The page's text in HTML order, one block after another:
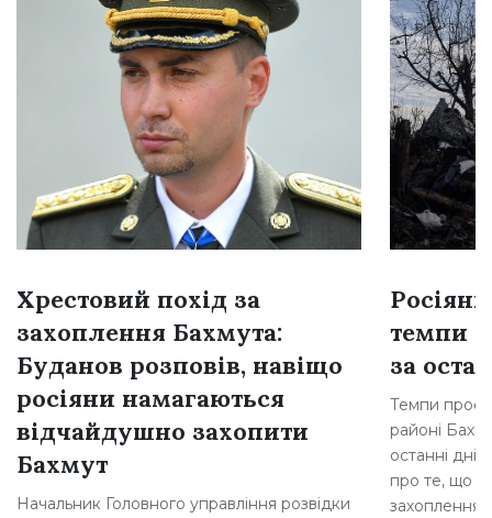
Хрестовий похід за
захоплення Бахмута:
Буданов розповів, навіщо
росіяни намагаються
відчайдушно захопити
Бахмут
Начальник Головного управління розвідки
темпи
за
Темпи
районі
останні
про те, що
захоплення